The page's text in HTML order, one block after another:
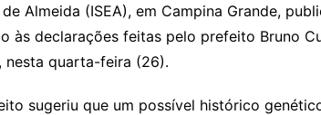
Almeida (ISEA), em Campina Grande,
às declarações feitas pelo prefeito Bruno
nesta quarta-feira (26).
sugeriu que um possível histórico